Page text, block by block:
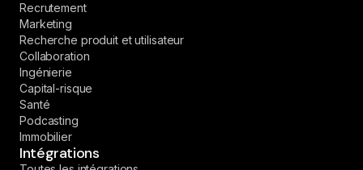
Recrutement
Marketing
Recherche produit et utilisateur
Collaboration
Ingénierie
Capital-risque
Santé
Podcasting
Immobilier
Intégrations